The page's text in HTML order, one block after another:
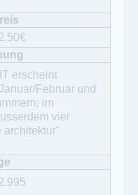
€
erscheint
Februar und
im
vier
architektur"